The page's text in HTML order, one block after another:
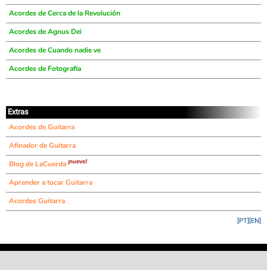
Acordes de Cerca de la Revolución
Acordes de Agnus Dei
Acordes de Cuando nadie ve
Acordes de Fotografia
Extras
Acordes de Guitarra
Afinador de Guitarra
Blog de LaCuerda ¡nuevo!
Aprender a tocar Guitarra
Acordes Guitarra
[EN]
[PT]